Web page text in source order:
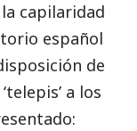
capilaridad
español
de
a los